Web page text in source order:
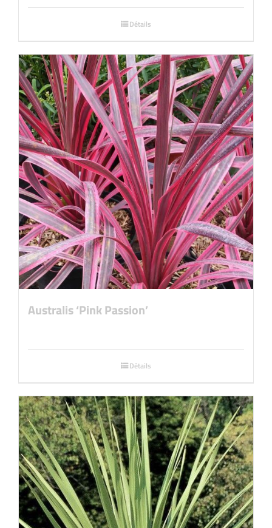
Détails
Australis ‘Pink Passion’
Détails